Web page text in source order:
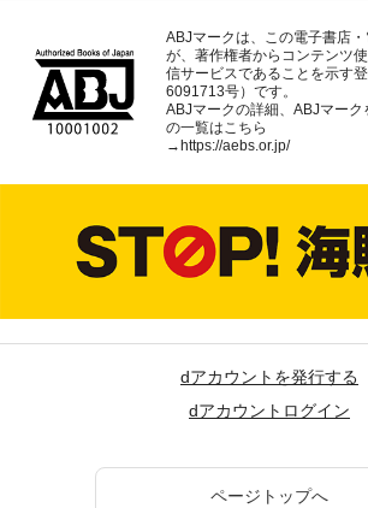
ABJマークは、この電子書店
が、著作権者からコンテンツ
信サービスであることを示す
6091713号）です。
ABJマークの詳細、ABJマー
の一覧はこちら
→ https://aebs.or.jp/
dアカウントを発行する
dアカウントログイン
ページトップへ